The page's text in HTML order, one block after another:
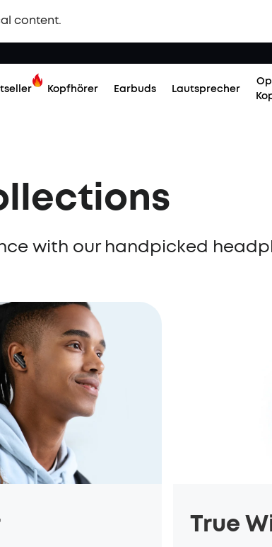
content.
Kopfhörer Earbuds Lautsprecher
with our handpicked
True